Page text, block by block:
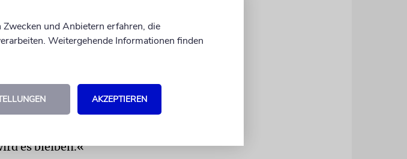
Schuster sagte: »Mit Entsetzen
auf die Kirche in Tabgha
Wir sind sehr erleichtert, dass dabei
verletzten Mönch wünschen wir
es bleiben.«
und Anbietern erfahren, die
Weitergehende Informationen finden
AKZEPTIEREN